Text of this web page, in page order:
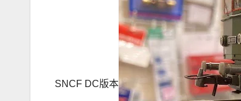
SNCF DC版本